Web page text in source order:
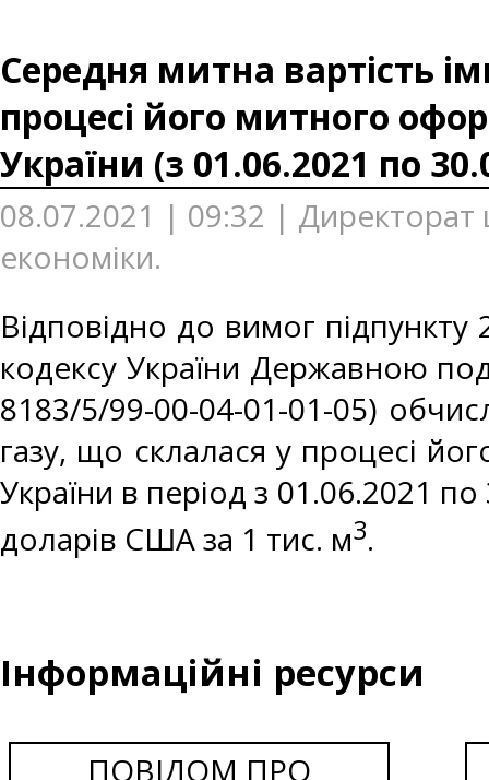
Середня митна вартість
процесі його митного
України (з 01.06.2021 по
08.07.2021 | 09:32 | Директорат
економіки.
Відповідно до вимог підпункту
кодексу України Державною
8183/5/99-00-04-01-01-05)
газу, що склалася у процесі
України в період з 01.06.2021
доларів США за 1 тис. м3.
Інформаційні ресурси
ПОВІДОМ ПРО